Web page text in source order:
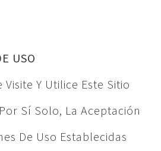
USO
Visite Y Utilice Este Sitio
Sí Solo, La Aceptación
De Uso Establecidas